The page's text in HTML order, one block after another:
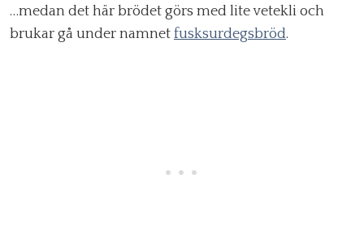
…medan det här brödet görs med lite vetekli och
brukar gå under namnet fusksurdegsbröd.